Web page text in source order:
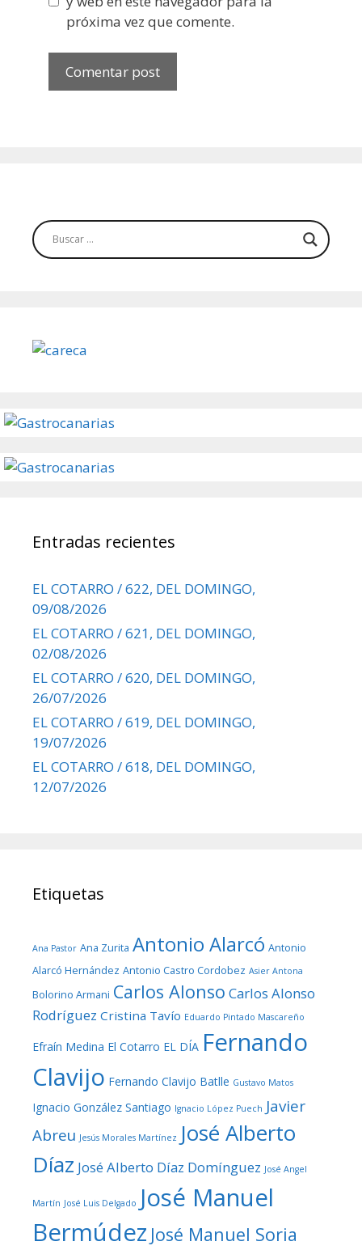
próxima vez que comente.
Entradas recientes
EL COTARRO / 622, DEL DOMINGO,
09/08/2026
EL COTARRO / 621, DEL DOMINGO,
02/08/2026
EL COTARRO / 620, DEL DOMINGO,
26/07/2026
EL COTARRO / 619, DEL DOMINGO,
19/07/2026
EL COTARRO / 618, DEL DOMINGO,
12/07/2026
Etiquetas
Ana Pastor Ana Zurita Antonio Alarcó Antonio
Alarcó Hernández Antonio Castro Cordobez Asier Antona
Bolorino Armani Carlos Alonso Carlos Alonso
Rodríguez Cristina Tavío Eduardo Pintado Mascareño
Efraín Medina El Cotarro EL DÍA Fernando
Clavijo Fernando Clavijo Batlle Gustavo Matos
Ignacio González Santiago Ignacio López Puech Javier
Abreu Jesús Morales Martínez José Alberto
Díaz José Alberto Díaz Domínguez José Angel
Martín José Luis Delgado José Manuel
Bermúdez José Manuel Soria